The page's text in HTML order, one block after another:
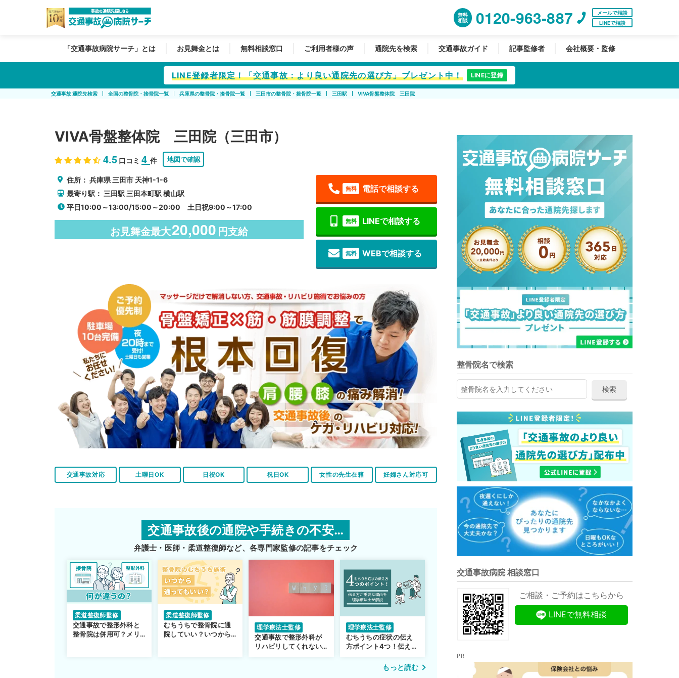
無料
相談
0120-963-887
メールで相談
LINEで相談
「交通事故病院サーチ」とは お見舞金とは 無料相談窓口 ご利用者様の声 通院先を検索 交通事故ガイド 記事監修者 会社概要・監修
LINE登録者限定！「交通事故：より良い通院先の選び方」プレゼント中！ LINEに登録
交通事故 通院先検索 全国の整骨院・接骨院一覧 兵庫県の整骨院・接骨院一覧 三田市の整骨院・接骨院一覧 三田駅 VIVA骨盤整体院 三田院
VIVA骨盤整体院 三田院（三田市）
4.5 口コミ 4 件 地図で確認
住所： 兵庫県 三田市 天神1-1-6
最寄り駅： 三田駅 三田本町駅 横山駅
平日10:00～13:00/15:00～20:00 土日祝9:00～17:00
お見舞金最大20,000 円支給
無料 電話で相談する
無料 LINEで相談する
無料 WEBで相談する
交通事故対応 土曜日OK 日祝OK 祝日OK 女性の先生在籍 妊婦さん対応可
交通事故後の通院や手続きの不安…
弁護士・医師・柔道整復師など、各専門家監修の記事をチェック
柔道整復師監修
交通事故で整形外科と
整骨院は併用可？メリ
柔道整復師監修
むちうちで整骨院に通
院していい？いつから
理学療法士監修
交通事故で整形外科が
リハビリしてくれない…
転院するべき？
理学療法士監修
むちうちの症状の伝え
方ポイント4つ！伝え方
が重要な理由も解説
もっと読む
整骨院名で検索
交通事故病院 相談窓口
ご相談・ご予約はこちらから
LINEで無料相談